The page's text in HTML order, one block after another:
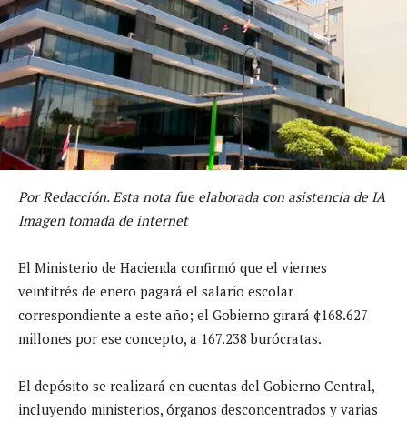
Por Redacción. Esta nota fue elaborada con asistencia de IA
Imagen tomada de internet
El Ministerio de Hacienda confirmó que el viernes
veintitrés de enero pagará el salario escolar
correspondiente a este año; el Gobierno girará ¢168.627
millones por ese concepto, a 167.238 burócratas.
El depósito se realizará en cuentas del Gobierno Central,
incluyendo ministerios, órganos desconcentrados y varias